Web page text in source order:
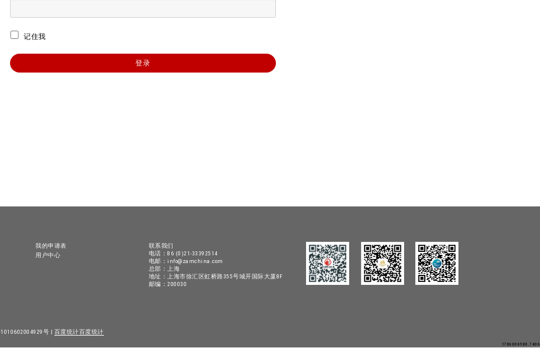
记住我
我的申请表
用户中心
联系我们
电话：86 (0)21-33392514
电邮：info@zamchina.com
总部：上海
地址：上海市徐汇区虹桥路355号城开国际大厦8F
邮编：200030
号 | 百度统计百度统计
1786006980.7406